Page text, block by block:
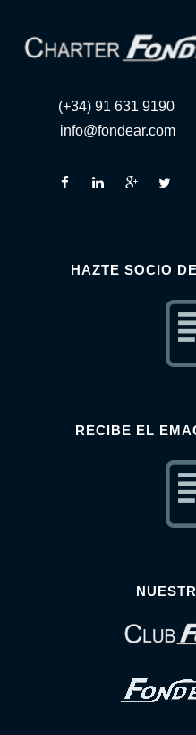
(+34) 91 631 9190
info@fondear.com
HAZTE SOCIO
RECIBE EL